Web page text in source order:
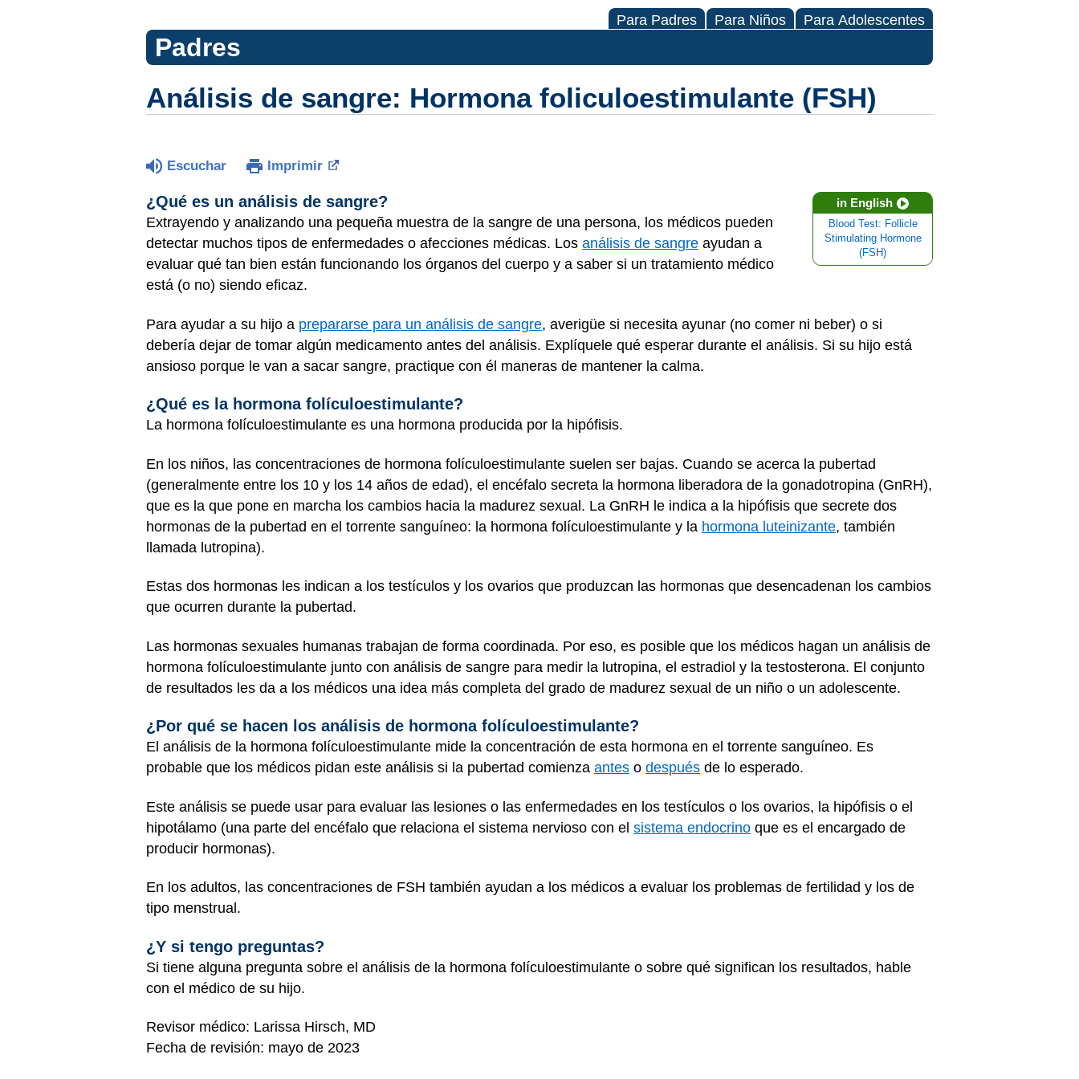
Para Padres Para Niños Para Adolescentes
Padres
Análisis de sangre: Hormona foliculoestimulante (FSH)
Escuchar Imprimir
in English
Blood Test: Follicle
Stimulating Hormone
(FSH)
¿Qué es un análisis de sangre?
Extrayendo y analizando una pequeña muestra de la sangre de una persona, los médicos pueden
detectar muchos tipos de enfermedades o afecciones médicas. Los análisis de sangre ayudan a
evaluar qué tan bien están funcionando los órganos del cuerpo y a saber si un tratamiento médico
está (o no) siendo eficaz.
Para ayudar a su hijo a prepararse para un análisis de sangre, averigüe si necesita ayunar (no comer ni beber) o si
debería dejar de tomar algún medicamento antes del análisis. Explíquele qué esperar durante el análisis. Si su hijo está
ansioso porque le van a sacar sangre, practique con él maneras de mantener la calma.
¿Qué es la hormona folículoestimulante?
La hormona folículoestimulante es una hormona producida por la hipófisis.
En los niños, las concentraciones de hormona folículoestimulante suelen ser bajas. Cuando se acerca la pubertad
(generalmente entre los 10 y los 14 años de edad), el encéfalo secreta la hormona liberadora de la gonadotropina (GnRH),
que es la que pone en marcha los cambios hacia la madurez sexual. La GnRH le indica a la hipófisis que secrete dos
hormonas de la pubertad en el torrente sanguíneo: la hormona folículoestimulante y la hormona luteinizante, también
llamada lutropina).
Estas dos hormonas les indican a los testículos y los ovarios que produzcan las hormonas que desencadenan los cambios
que ocurren durante la pubertad.
Las hormonas sexuales humanas trabajan de forma coordinada. Por eso, es posible que los médicos hagan un análisis de
hormona folículoestimulante junto con análisis de sangre para medir la lutropina, el estradiol y la testosterona. El conjunto
de resultados les da a los médicos una idea más completa del grado de madurez sexual de un niño o un adolescente.
¿Por qué se hacen los análisis de hormona folículoestimulante?
El análisis de la hormona folículoestimulante mide la concentración de esta hormona en el torrente sanguíneo. Es
probable que los médicos pidan este análisis si la pubertad comienza antes o después de lo esperado.
Este análisis se puede usar para evaluar las lesiones o las enfermedades en los testículos o los ovarios, la hipófisis o el
hipotálamo (una parte del encéfalo que relaciona el sistema nervioso con el sistema endocrino que es el encargado de
producir hormonas).
En los adultos, las concentraciones de FSH también ayudan a los médicos a evaluar los problemas de fertilidad y los de
tipo menstrual.
¿Y si tengo preguntas?
Si tiene alguna pregunta sobre el análisis de la hormona folículoestimulante o sobre qué significan los resultados, hable
con el médico de su hijo.
Revisor médico: Larissa Hirsch, MD
Fecha de revisión: mayo de 2023